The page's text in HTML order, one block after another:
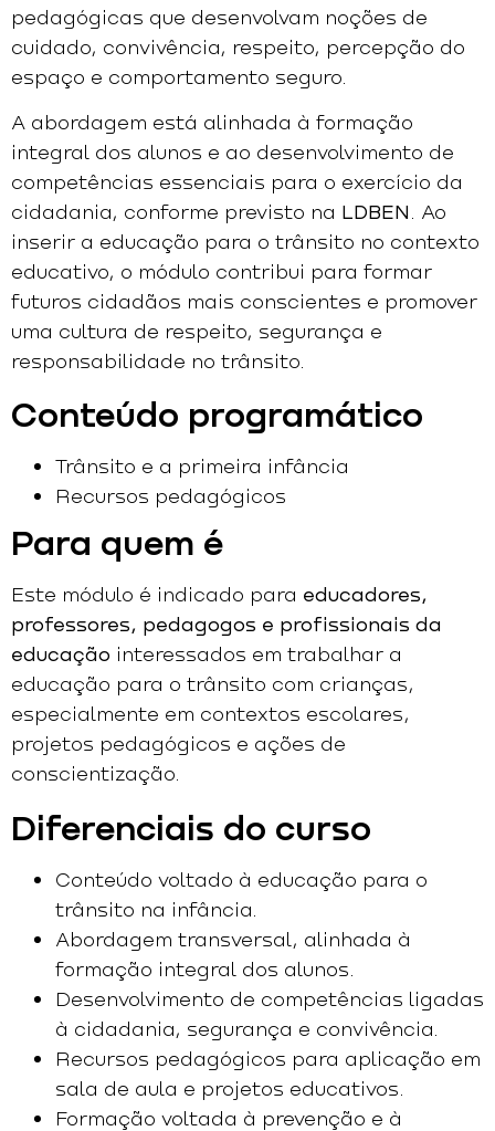
pedagógicas que desenvolvam noções de
cuidado, convivência, respeito, percepção do
espaço e comportamento seguro.
A abordagem está alinhada à formação
integral dos alunos e ao desenvolvimento de
competências essenciais para o exercício da
cidadania, conforme previsto na LDBEN . Ao
inserir a educação para o trânsito no contexto
educativo, o módulo contribui para formar
futuros cidadãos mais conscientes e promover
uma cultura de respeito, segurança e
responsabilidade no trânsito.
Conteúdo programático
Trânsito e a primeira infância
Recursos pedagógicos
Para quem é
Este módulo é indicado para educadores,
professores, pedagogos e profissionais da
educação interessados em trabalhar a
educação para o trânsito com crianças,
especialmente em contextos escolares,
projetos pedagógicos e ações de
conscientização.
Diferenciais do curso
Conteúdo voltado à educação para o
trânsito na infância.
Abordagem transversal, alinhada à
formação integral dos alunos.
Desenvolvimento de competências ligadas
à cidadania, segurança e convivência.
Recursos pedagógicos para aplicação em
sala de aula e projetos educativos.
Formação voltada à prevenção e à